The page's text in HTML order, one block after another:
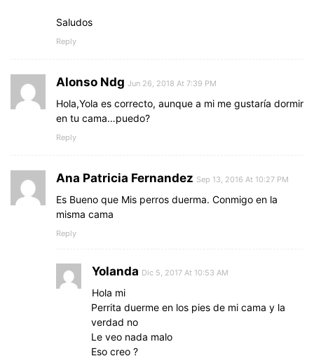
Saludos
Reply
Alonso Ndg Jun 26, 2018 At 7:39 PM
Hola,Yola es correcto, aunque a mi me gustaría dormir
en tu cama…puedo?
Reply
Ana Patricia Fernandez Sep 13, 2016 At 10:27 PM
Es Bueno que Mis perros duerma. Conmigo en la
misma cama
Reply
Yolanda Dic 5, 2017 At 10:53 AM
Hola mi
Perrita duerme en los pies de mi cama y la
verdad no
Le veo nada malo
Eso creo ?